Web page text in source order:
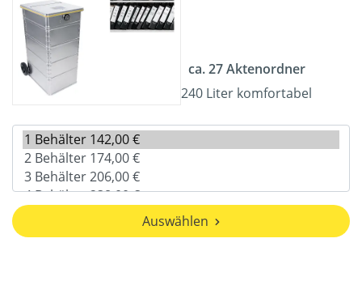
ca. 27 Aktenordner
240 Liter komfortabel
Auswählen